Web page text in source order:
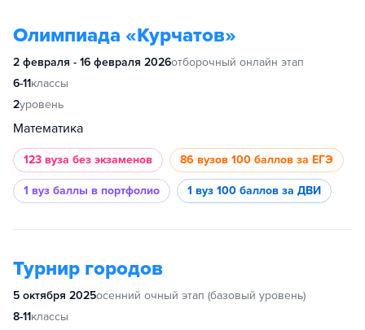
Олимпиада «Курчатов»
2 февраля - 16 февраля 2026отборочный онлайн этап
6-11классы
2уровень
Математика
123 вуза без экзаменов 86 вузов 100 баллов за ЕГЭ
1 вуз баллы в портфолио 1 вуз 100 баллов за ДВИ
Турнир городов
5 октября 2025осенний очный этап (базовый уровень)
8-11классы